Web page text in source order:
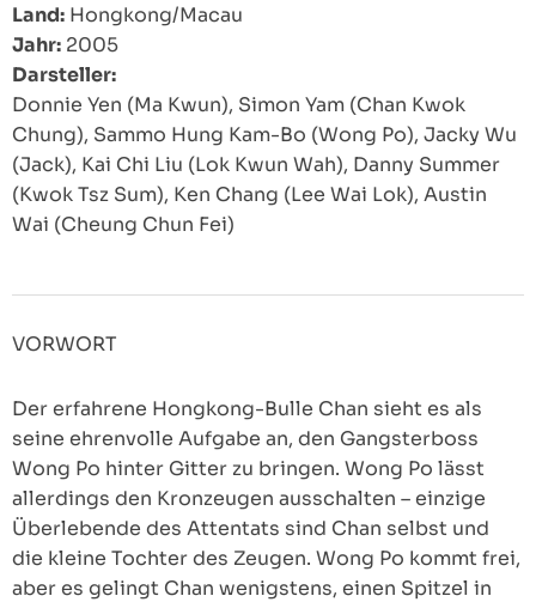
Land: Hongkong/Macau
Jahr: 2005
Darsteller:
Donnie Yen (Ma Kwun), Simon Yam (Chan Kwok
Chung), Sammo Hung Kam-Bo (Wong Po), Jacky Wu
(Jack), Kai Chi Liu (Lok Kwun Wah), Danny Summer
(Kwok Tsz Sum), Ken Chang (Lee Wai Lok), Austin
Wai (Cheung Chun Fei)
VORWORT
Der erfahrene Hongkong-Bulle Chan sieht es als
seine ehrenvolle Aufgabe an, den Gangsterboss
Wong Po hinter Gitter zu bringen. Wong Po lässt
allerdings den Kronzeugen ausschalten – einzige
Überlebende des Attentats sind Chan selbst und
die kleine Tochter des Zeugen. Wong Po kommt frei,
aber es gelingt Chan wenigstens, einen Spitzel in